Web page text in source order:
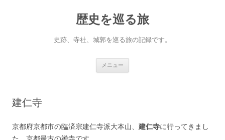
歴史を巡る旅
史跡、寺社、城郭を巡る旅の記録です。
メニュー
建仁寺
京都府京都市の臨済宗建仁寺派大本山、 建仁寺に行ってきまし